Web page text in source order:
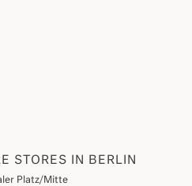
STORES IN BERLIN
Platz/Mitte